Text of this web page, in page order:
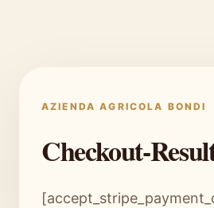
AZIENDA AGRICOLA BONDI
Checkout-